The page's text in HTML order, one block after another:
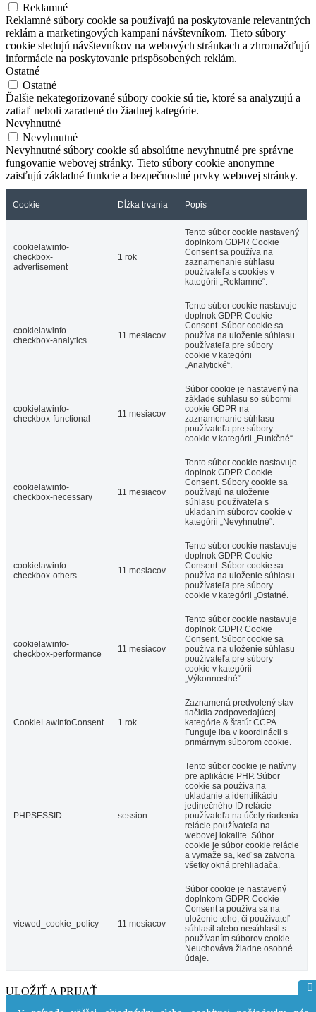
Reklamné
Reklamné súbory cookie sa používajú na poskytovanie relevantných
reklám a marketingových kampaní návštevníkom. Tieto súbory
cookie sledujú návštevníkov na webových stránkach a zhromažďujú
informácie na poskytovanie prispôsobených reklám.
Ostatné
Ostatné
Ďalšie nekategorizované súbory cookie sú tie, ktoré sa analyzujú a
zatiaľ neboli zaradené do žiadnej kategórie.
Nevyhnutné
Nevyhnutné
Nevyhnutné súbory cookie sú absolútne nevyhnutné pre správne
fungovanie webovej stránky. Tieto súbory cookie anonymne
zaisťujú základné funkcie a bezpečnostné prvky webovej stránky.
Cookie Dĺžka trvania Popis
cookielawinfo-
checkbox-
advertisement
1 rok
Tento súbor cookie nastavený
doplnkom GDPR Cookie
Consent sa používa na
zaznamenanie súhlasu
používateľa s cookies v
kategórii „Reklamné“.
cookielawinfo-
checkbox-analytics
11 mesiacov
Tento súbor cookie nastavuje
doplnok GDPR Cookie
Consent. Súbor cookie sa
používa na uloženie súhlasu
používateľa pre súbory
cookie v kategórii
„Analytické“.
cookielawinfo-
checkbox-functional
11 mesiacov
Súbor cookie je nastavený na
základe súhlasu so súbormi
cookie GDPR na
zaznamenanie súhlasu
používateľa pre súbory
cookie v kategórii „Funkčné“.
cookielawinfo-
checkbox-necessary
11 mesiacov
Tento súbor cookie nastavuje
doplnok GDPR Cookie
Consent. Súbory cookie sa
používajú na uloženie
súhlasu používateľa s
ukladaním súborov cookie v
kategórii „Nevyhnutné“.
cookielawinfo-
checkbox-others
11 mesiacov
Tento súbor cookie nastavuje
doplnok GDPR Cookie
Consent. Súbor cookie sa
používa na uloženie súhlasu
používateľa pre súbory
cookie v kategórii „Ostatné.
cookielawinfo-
checkbox-performance
11 mesiacov
Tento súbor cookie nastavuje
doplnok GDPR Cookie
Consent. Súbor cookie sa
používa na uloženie súhlasu
používateľa pre súbory
cookie v kategórii
„Výkonnostné“.
CookieLawInfoConsent 1 rok
Zaznamená predvolený stav
tlačidla zodpovedajúcej
kategórie & štatút CCPA.
Funguje iba v koordinácii s
primárnym súborom cookie.
PHPSESSID session
Tento súbor cookie je natívny
pre aplikácie PHP. Súbor
cookie sa používa na
ukladanie a identifikáciu
jedinečného ID relácie
používateľa na účely riadenia
relácie používateľa na
webovej lokalite. Súbor
cookie je súbor cookie relácie
a vymaže sa, keď sa zatvoria
všetky okná prehliadača.
viewed_cookie_policy 11 mesiacov
Súbor cookie je nastavený
doplnkom GDPR Cookie
Consent a používa sa na
uloženie toho, či používateľ
súhlasil alebo nesúhlasil s
používaním súborov cookie.
Neuchováva žiadne osobné
údaje.
ULOŽIŤ A PRIJAŤ